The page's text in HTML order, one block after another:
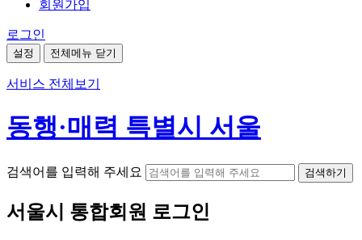
회원가입
로그인
설정 전체메뉴 닫기
서비스 전체보기
동행·매력 특별시 서울
검색어를 입력해 주세요 검색하기
서울시 통합회원 로그인